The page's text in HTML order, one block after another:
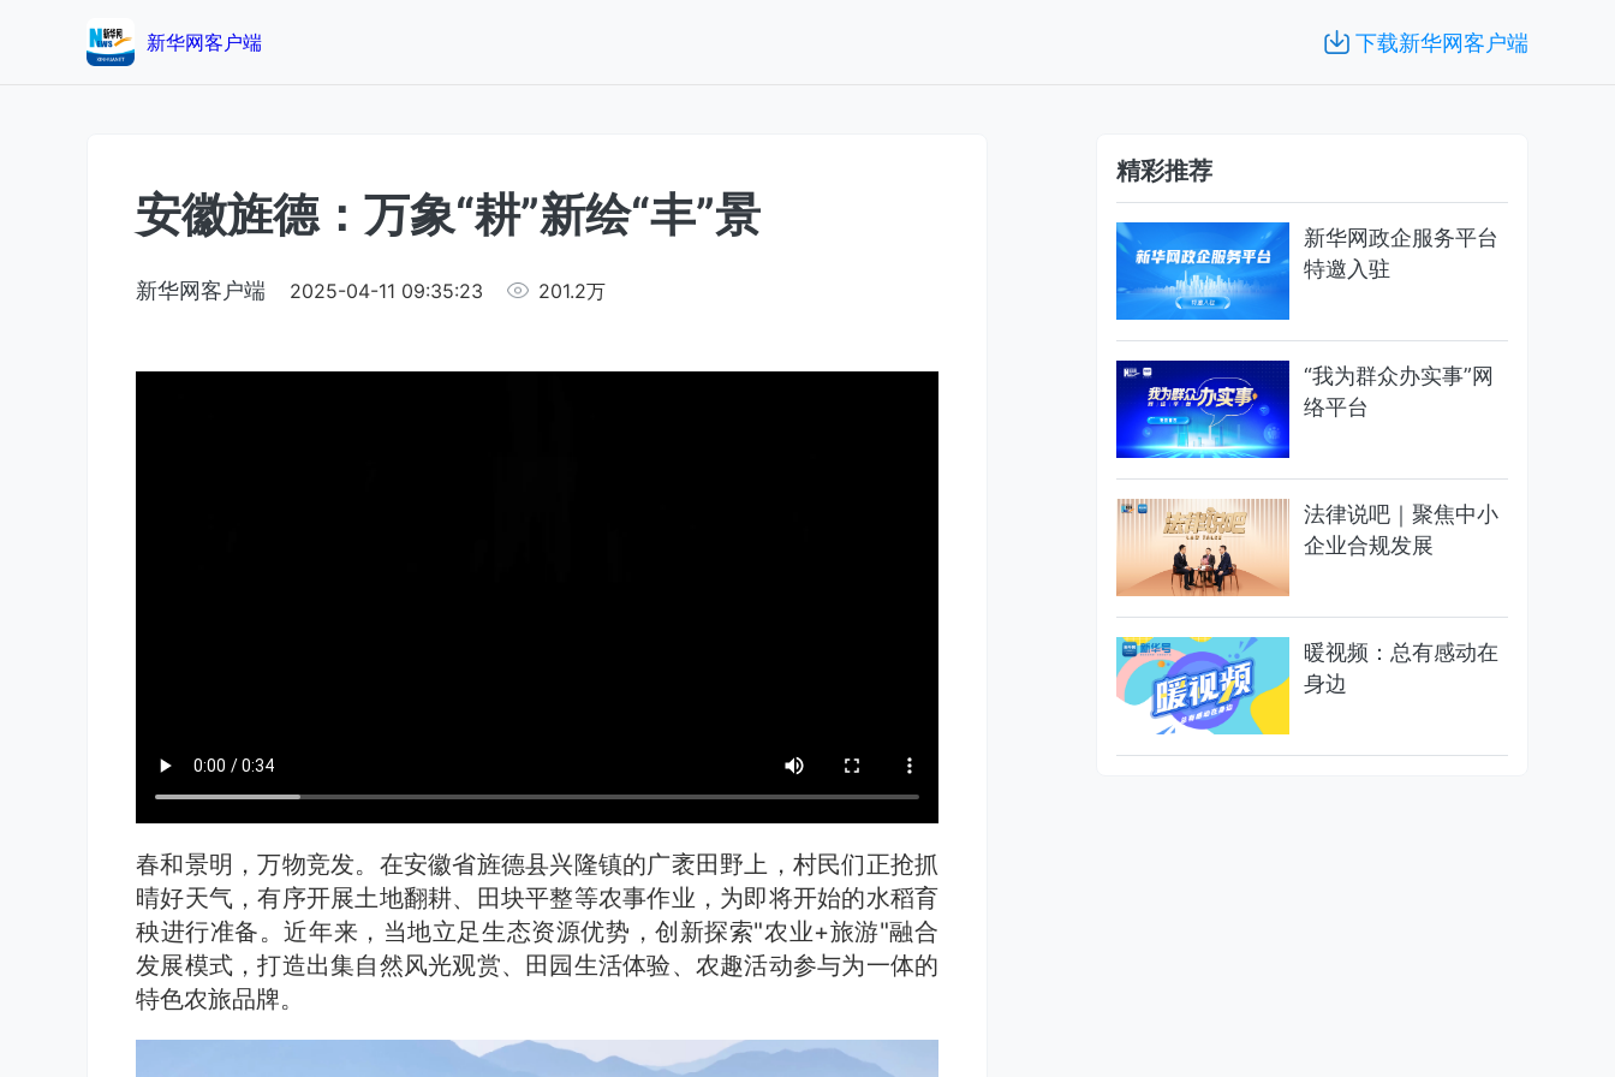
新华网客户端 下载新华网客户端
安徽旌德：万象“耕”新绘“丰”景
新华网客户端 2025-04-11 09:35:23 201.2万
春和景明，万物竞发。在安徽省旌德县兴隆镇的广袤田野上，村民们正抢抓
晴好天气，有序开展土地翻耕、田块平整等农事作业，为即将开始的水稻育
秧进行准备。近年来，当地立足生态资源优势，创新探索"农业+旅游"融合
发展模式，打造出集自然风光观赏、田园生活体验、农趣活动参与为一体的
特色农旅品牌。
精彩推荐
新华网政企服务平台
特邀入驻
“我为群众办实事”网
络平台
法律说吧｜聚焦中小
企业合规发展
暖视频：总有感动在
身边